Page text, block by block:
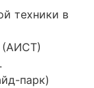
техники в
(АИСТ)
парк)